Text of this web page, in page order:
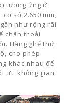
tương ứng ở
cơ sở 2.650 mm,
như rộng rãi
chân thoải
Hàng ghế thứ
cho phép
khác nhau để
ưu không gian